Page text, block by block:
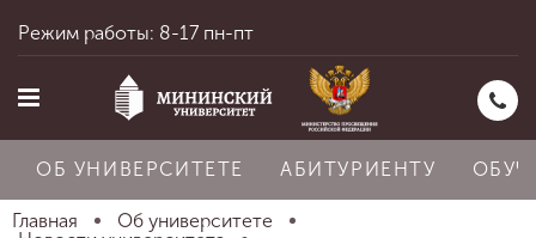
Режим работы: 8-17 пн-пт
ОБ УНИВЕРСИТЕТЕ АБИТУРИЕНТУ
Главная
Об университете